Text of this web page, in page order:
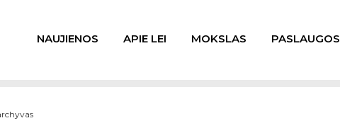
NAUJIENOS APIE LEI MOKSLAS PASLAUGOS